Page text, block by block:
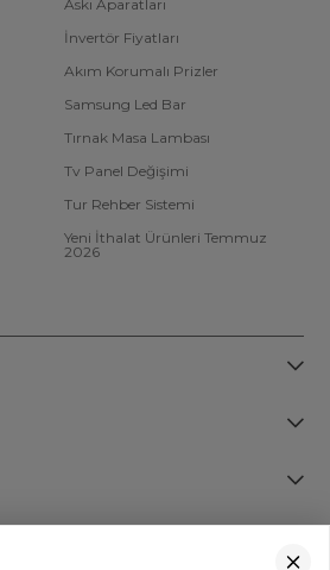
Askı Aparatları
İnvertör Fiyatları
Akım Korumalı Prizler
Samsung Led Bar
Tırnak Masa Lambası
Tv Panel Değişimi
Tur Rehber Sistemi
Yeni İthalat Ürünleri Temmuz
2026